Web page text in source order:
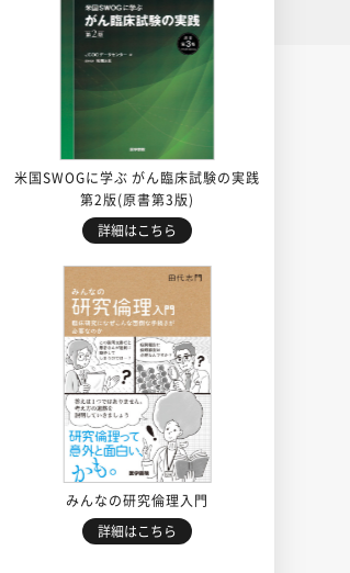
米国SWOGに学ぶ がん臨床試験の実践
第2版(原書第3版)
詳細はこちら
みんなの研究倫理入門
詳細はこちら